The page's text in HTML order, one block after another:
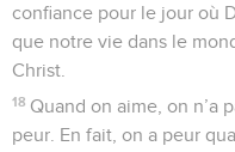
confiance pour le jour où
que notre vie dans le
Christ.
18 Quand on aime, on n’a
peur. En fait, on a peur